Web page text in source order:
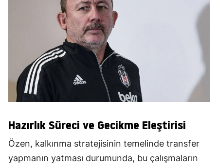
Hazırlık Süreci ve Gecikme Eleştirisi
Özen, kalkınma stratejisinin temelinde transfer
yapmanın yatması durumunda, bu çalışmaların